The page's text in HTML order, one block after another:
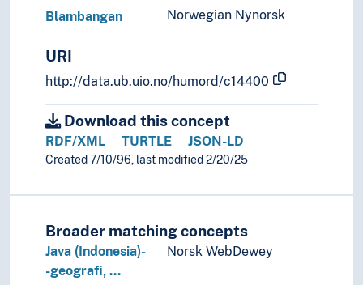
Usbekistan
Vietnam
(Asia i områder/regioner)
(elver i Asia)
Europa
Havområder
Oseania
Helse
Humaniora
Informatikk og informasjonsteknologi
Ingeniørfag
Norwegian Nynorsk
Blambangan
URI
http://data.ub.uio.no/humord/c14400
Download this concept
RDF/XML TURTLE JSON-LD
Created 7/10/96, last modified 2/20/25
Broader matching concepts
Java (Indonesia)-
-geografi, …
Norsk WebDewey